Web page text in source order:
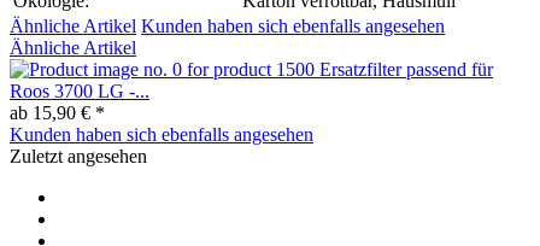
Ähnliche Artikel Kunden haben sich ebenfalls angesehen
Ähnliche Artikel
Ersatzfilter passend für
Roos 3700 LG -...
ab 15,90 € *
Kunden haben sich ebenfalls angesehen
Zuletzt angesehen